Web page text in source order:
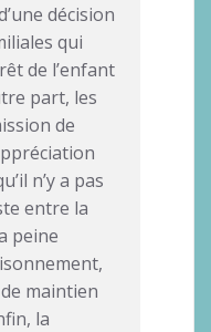
décision
qui
de l’enfant
part, les
de
n’y a pas
entre la
peine
maintien
la